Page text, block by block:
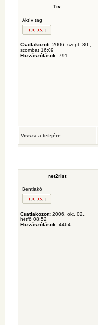
Tiv
Aktív tag
Csatlakozott: 2006. szept. 30.,
szombat 16:09
Hozzászólások: 791
Vissza a tetejére
net2rist
Bentlakó
Csatlakozott: 2006. okt. 02.,
hétfő 08:52
Hozzászólások: 4464